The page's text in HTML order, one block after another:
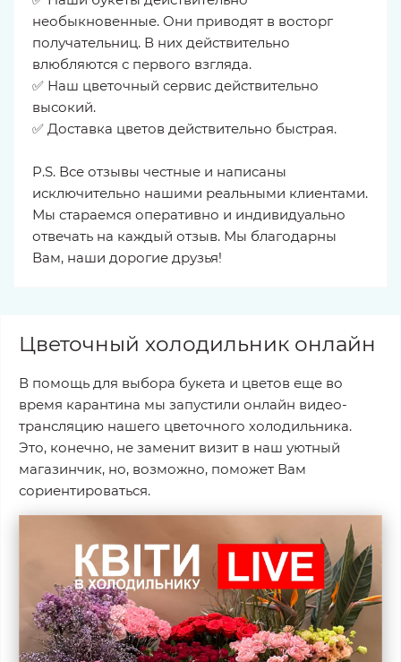
необыкновенные. Они приводят в восторг
получательниц. В них действительно
влюбляются с первого взгляда.
✅ Наш цветочный сервис действительно
высокий.
✅ Доставка цветов действительно быстрая.
P.S. Все отзывы честные и написаны
исключительно нашими реальными клиентами.
Мы стараемся оперативно и индивидуально
отвечать на каждый отзыв. Мы благодарны
Вам, наши дорогие друзья!
Цветочный холодильник онлайн
В помощь для выбора букета и цветов еще во
время карантина мы запустили онлайн видео-
трансляцию нашего цветочного холодильника.
Это, конечно, не заменит визит в наш уютный
магазинчик, но, возможно, поможет Вам
сориентироваться.